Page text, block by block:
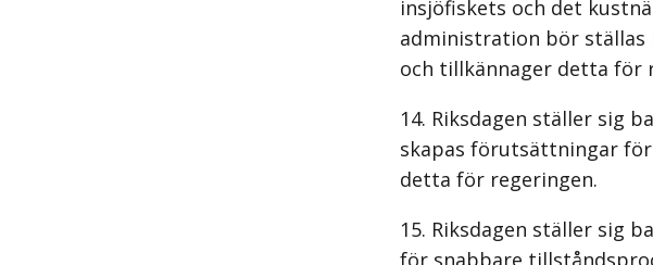
insjöfiskets och det
administration bör
och tillkännager detta för
Riksdagen ställer sig
skapas förut­sättningar
detta för regeringen.
Riksdagen ställer sig